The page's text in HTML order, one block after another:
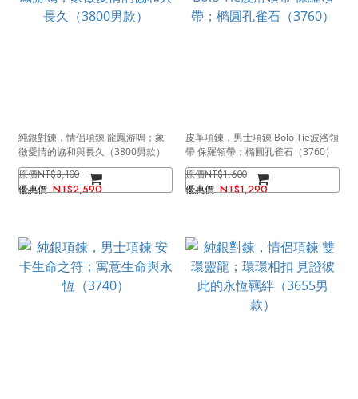
純銀對鍊，情侶項鍊 龍鳳游鳴；象
徵愛情的協和與長久（3800男款）
NT$3,100
NT$2,590
皮革項鍊，男士項鍊 Bolo Tie波洛領
帶 保羅領帶；橢圓孔雀石（3760）
NT$1,600
NT$1,290